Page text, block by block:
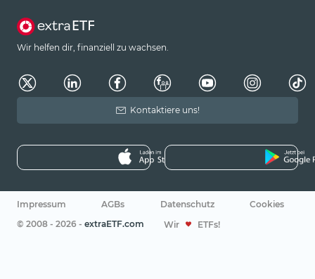
Wir helfen dir, finanziell zu wachsen.
Kontaktiere uns!
Impressum AGBs Datenschutz
Cookies
© 2008 - 2026 - extraETF.com Wir ETFs!